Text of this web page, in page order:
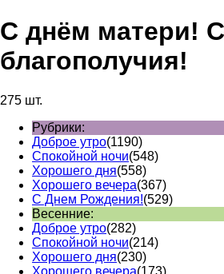
С днём матери!
благополучия!
275 шт.
Рубрики:
Доброе утро(1190)
Спокойной ночи(548)
Хорошего дня(558)
Хорошего вечера(367)
С Днем Рождения!(529)
Весенние:
Доброе утро(282)
Спокойной ночи(214)
Хорошего дня(230)
Хорошего вечера(173)